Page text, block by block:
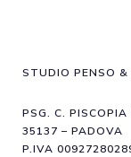
STUDIO PENSO
PSG. C. PISCOPIA
35137 – PADOVA
P.IVA